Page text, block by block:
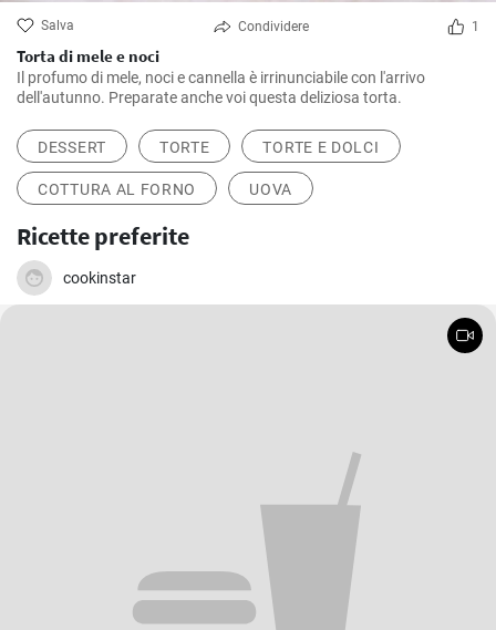
Salva Condividere 1
Torta di mele e noci
Il profumo di mele, noci e cannella è irrinunciabile con l'arrivo
dell'autunno. Preparate anche voi questa deliziosa torta.
DESSERT TORTE TORTE E DOLCI
COTTURA AL FORNO UOVA
Ricette preferite
cookinstar